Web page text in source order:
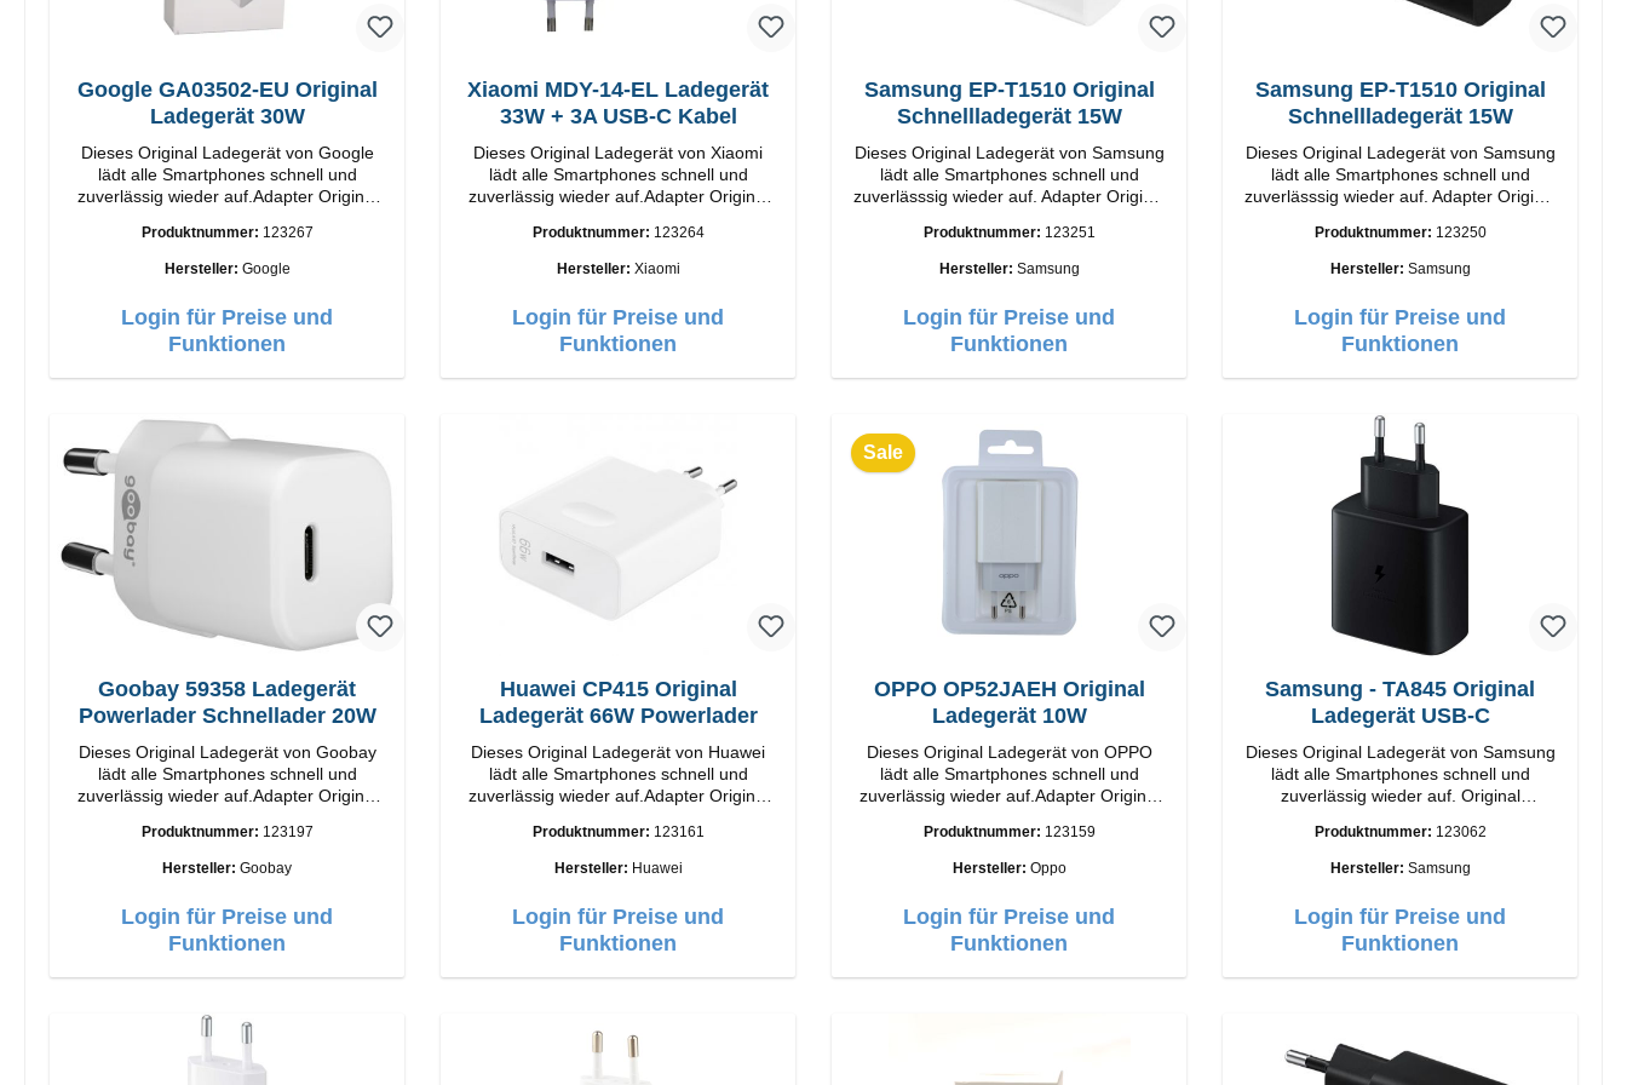
Google GA03502-EU Original
Ladegerät 30W
Dieses Original Ladegerät von Google
lädt alle Smartphones schnell und
zuverlässig wieder auf.Adapter Original
Anschlüsse: USB-C Output: 30W Farbe:
Weiss
Produktnummer: 123267
Hersteller: Google
Login für Preise und
Funktionen
Xiaomi MDY-14-EL Ladegerät
33W + 3A USB-C Kabel
Dieses Original Ladegerät von Xiaomi
lädt alle Smartphones schnell und
zuverlässig wieder auf.Adapter Original
Anschlüsse: USB-A Output: 33W Farbe:
Produktnummer: 123264
Hersteller: Xiaomi
Login für Preise und
Funktionen
Samsung EP-T1510 Original
Schnellladegerät 15W
Dieses Original Ladegerät von Samsung
lädt alle Smartphones schnell und
zuverlässsig wieder auf. Adapter Original
Anschlüsse: USB-C Output: 15W Farbe:
Weiß
Produktnummer: 123251
Hersteller: Samsung
Login für Preise und
Funktionen
Samsung EP-T1510 Original
Schnellladegerät 15W
Dieses Original Ladegerät von Samsung
lädt alle Smartphones schnell und
zuverlässsig wieder auf. Adapter Original
Anschlüsse: USB-C Output: 15W Farbe:
Schwarz/li>
Produktnummer: 123250
Hersteller: Samsung
Login für Preise und
Funktionen
Goobay 59358 Ladegerät
Powerlader Schnellader 20W
Dieses Original Ladegerät von Goobay
lädt alle Smartphones schnell und
zuverlässig wieder auf.Adapter Original
Anschlüsse: USB-C Output: 20W Farbe:
Weiß
Produktnummer: 123197
Hersteller: Goobay
Login für Preise und
Funktionen
Huawei CP415 Original
Ladegerät 66W Powerlader
Dieses Original Ladegerät von Huawei
lädt alle Smartphones schnell und
zuverlässig wieder auf.Adapter Original
Anschlüsse: USB-C Output: 66W Farbe:
Weiss
Produktnummer: 123161
Hersteller: Huawei
Login für Preise und
Funktionen
Sale
OPPO OP52JAEH Original
Ladegerät 10W
Dieses Original Ladegerät von OPPO
lädt alle Smartphones schnell und
zuverlässig wieder auf.Adapter Original
Anschlüsse: USB-A Output: 10W Farbe:
Weiss
Produktnummer: 123159
Hersteller: Oppo
Login für Preise und
Funktionen
Samsung - TA845 Original
Ladegerät USB-C
Dieses Original Ladegerät von Samsung
lädt alle Smartphones schnell und
zuverlässig wieder auf. Original
VerarbeitungAnschlüss: USB-C Output:
USB-C: 45W Farbe: Schwarz
Produktnummer: 123062
Hersteller: Samsung
Login für Preise und
Funktionen